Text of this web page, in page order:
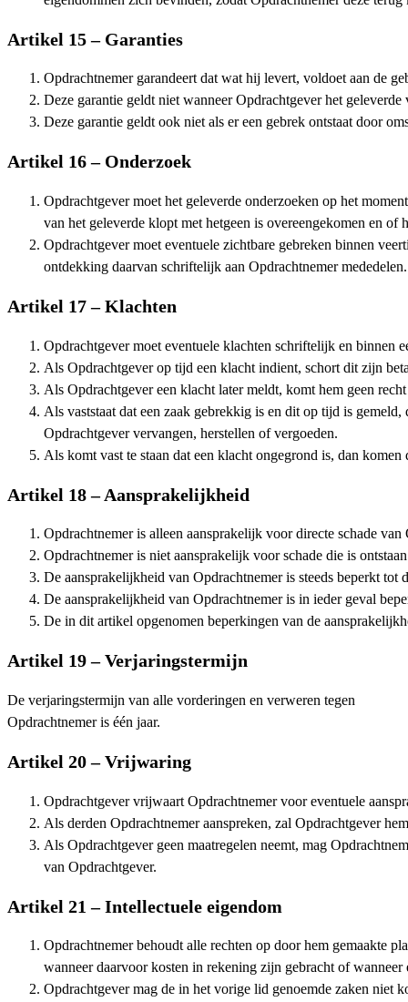
Artikel 15 – Garanties
Opdrachtnemer garandeert dat wat hij levert, voldoet aan de
Deze garantie geldt niet wanneer Opdrachtgever het
Deze garantie geldt ook niet als er een gebrek ontstaat door
Artikel 16 – Onderzoek
Opdrachtgever moet het geleverde onderzoeken op het
van het geleverde klopt met hetgeen is overeengekomen en
Opdrachtgever moet eventuele zichtbare gebreken binnen
ontdekking daarvan schriftelijk aan Opdrachtnemer
Artikel 17 – Klachten
Opdrachtgever moet eventuele klachten schriftelijk en binnen
Als Opdrachtgever op tijd een klacht indient, schort dit zijn
Als Opdrachtgever een klacht later meldt, komt hem geen
Als vaststaat dat een zaak gebrekkig is en dit op tijd is
Opdrachtgever vervangen, herstellen of vergoeden.
Als komt vast te staan dat een klacht ongegrond is, dan
Artikel 18 – Aansprakelijkheid
Opdrachtnemer is alleen aansprakelijk voor directe schade
Opdrachtnemer is niet aansprakelijk voor schade die is
De aansprakelijkheid van Opdrachtnemer is steeds beperkt
De aansprakelijkheid van Opdrachtnemer is in ieder geval
De in dit artikel opgenomen beperkingen van de
Artikel 19 – Verjaringstermijn
De verjaringstermijn van alle vorderingen en verweren tegen
Opdrachtnemer is één jaar.
Artikel 20 – Vrijwaring
Opdrachtgever vrijwaart Opdrachtnemer voor eventuele
Als derden Opdrachtnemer aanspreken, zal Opdrachtgever
Als Opdrachtgever geen maatregelen neemt, mag
van Opdrachtgever.
Artikel 21 – Intellectuele eigendom
Opdrachtnemer behoudt alle rechten op door hem gemaakte
wanneer daarvoor kosten in rekening zijn gebracht of
Opdrachtgever mag de in het vorige lid genoemde zaken niet